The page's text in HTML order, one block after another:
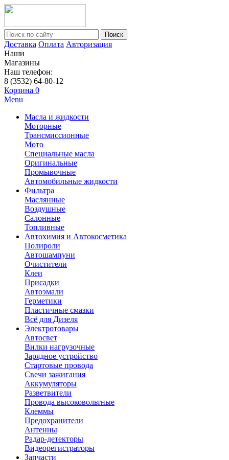
Поиск
Доставка Оплата Авторизация
Наши
Магазины
Наш телефон:
8 (3532) 64-80-12
Корзина 0
Menu
Масла и жидкости
Моторные
Трансмиссионные
Мото
Специальные масла
Оригинальные
Промывочные
Автомобильные жидкости
Фильтра
Маслянные
Воздушные
Салонные
Топливные
Автохимия и Автокосметика
Полироли
Автошампуни
Очистители
Клеи
Присадки
Автоэмали
Герметики
Пластичные смазки
Всё для Дизеля
Электротовары
Автосвет
Вилки нагрузочные
Зарядное устройство
Стартовые провода
Свечи зажигания
Аккумуляторы
Разветвители
Провода высоковольтные
Клеммы
Предохранители
Антенны
Радар-детекторы
Видеорегистраторы
Запчасти